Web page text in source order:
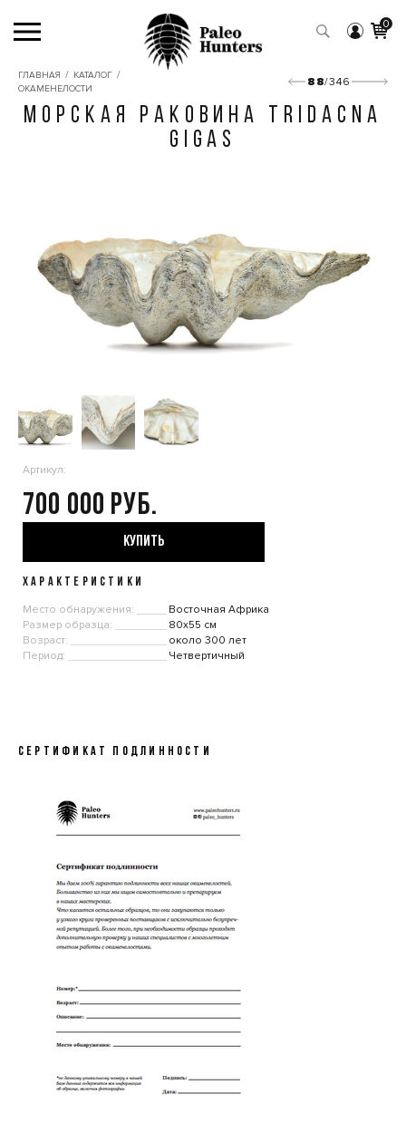
0
ГЛАВНАЯ / КАТАЛОГ /
ОКАМЕНЕЛОСТИ
88/346
МОРСКАЯ РАКОВИНА TRIDACNA
GIGAS
Артикул:
700 000
КУПИТЬ
ХАРАКТЕРИСТИКИ
Место обнаружения:
Восточная Африка
Размер образца:
80х55 см
Возраст:
около 300 лет
Период:
Четвертичный
СЕРТИФИКАТ ПОДЛИННОСТИ